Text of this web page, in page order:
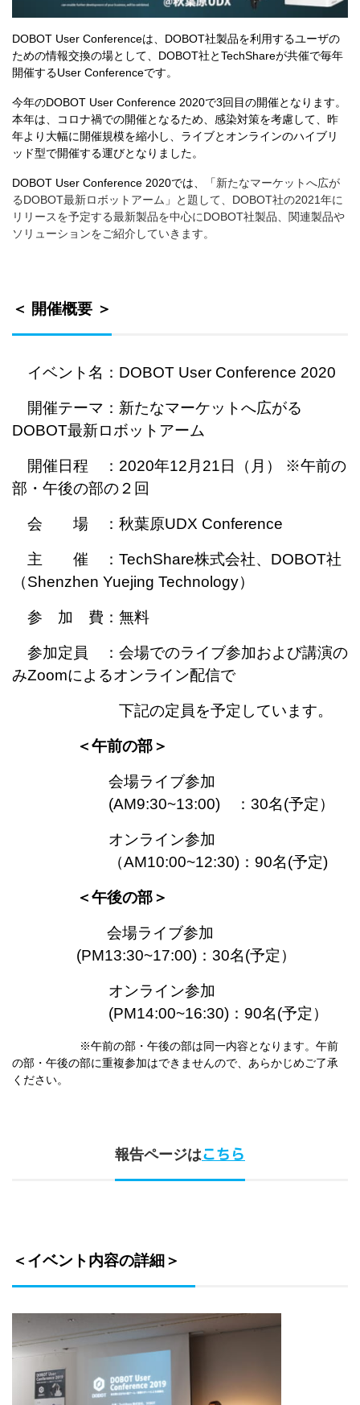
DOBOT User Conferenceは、DOBOT社製品を利用するユーザの
ための情報交換の場として、DOBOT社とTechShareが共催で毎年
開催するUser Conferenceです。
今年のDOBOT User Conference 2020で3回目の開催となります。
本年は、
コロナ禍での開催となるため、 感染対策を考慮して、 昨
年より大幅に開催規模を縮小し、 ライブとオンラインのハイブリ
ッド型で開催する運びとなりました。
DOBOT User Conference 2020では、「新たなマーケットへ広が
るDOBOT最新ロボットアーム」と題して、DOBOT社の2021年に
リリースを予定する最新製品を中心にDOBOT社製品、関連製品や
ソリューションをご紹介していきます。
＜ 開催概要 ＞
イベント名：DOBOT User Conference 2020
開催テーマ： 新たなマーケットへ広がる
DOBOT最新ロボットアーム
開催日程 ：2020年12月21日（月） ※午前の
部・午後の部の２回
会 場 ：秋葉原UDX Conference
主 催 ：TechShare株式会社、DOBOT社
（Shenzhen Yuejing Technology）
参 加 費：無料
参加定員 ：会場でのライブ参加および講演の
みZoomによるオンライン配信で
下記の定員を予定しています。
＜午前の部＞
会場ライブ参加
(AM9:30~13:00) ：30名(予定）
オンライン参加
（AM10:00~12:30)：90名(予定)
＜午後の部＞
会場ライブ参加
(PM13:30~17:00)：30名(予定）
オンライン参加
(PM14:00~16:30)：90名(予定）
※午前の部・午後の部は同一内容となります。午前
の部・午後の部に重複参加はできませんので、あらかじめご了承
ください。
報告ページはこちら
＜イベント内容の詳細＞